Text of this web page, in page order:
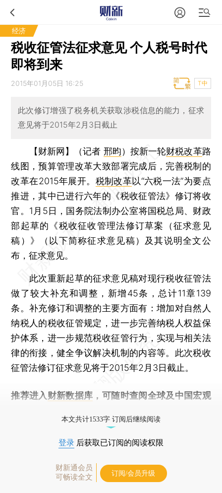
经济
税收征管法征求意见 个人税号时代
即将到来
2015年01月05日 16:25 T中
此次修订增强了税务机关获取涉税信息的能力，征求
意见将于2015年2月3日截止
【财新网】（记者 邢昀） 按新一轮财税改革路
线图，预算管理改革大致部署完成后，完善税制的
改革在2015年展开。 税制改革以“六税一法”为要点
推进，其中已进行六年的《税收征管法》修订将收
官。1月5日，国务院法制办公室将国税总局、财政
部起草的《税收征收管理法修订草案（征求意见
稿）》（以下简称征求意见稿）及其说明全文公
布，征求意见。
此次重新起草的征求意见稿对现行税收征管法
做了较大补充和调整，新增45条，总计11章139
条。补充修订和调整的主要方面有：增加对自然人
纳税人的税收征管规定，进一步完善纳税人权益保
护体系，进一步规范税收征管行为，实现与相关法
律的衔接，健全争议解决机制的内容等。此次税收
征管法修订征求意见将于2015年2月3日截止。
推荐进入 财新数据库 ，可随时查阅全球及中国宏观
本文共计1533字 订阅后继续阅读
登录 后获取已订阅的阅读权限
财新通会员
可畅读全文
订阅/会员升级